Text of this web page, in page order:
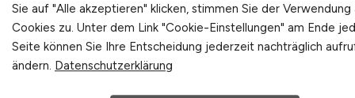
Gesundheitswissenschaft
strategisch rekrutieren –
Sie auf "Alle akzeptieren" klicken, stimmen Sie der Verwendung
Cookies zu. Unter dem Link "Cookie-Einstellungen" am Ende
Seite können Sie Ihre Entscheidung jederzeit nachträglich
ändern. Datenschutzerklärung